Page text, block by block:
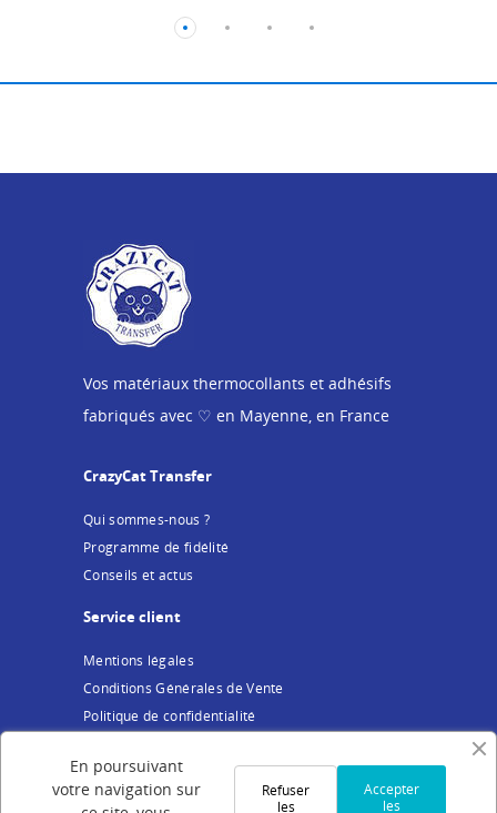
Vos matériaux thermocollants et adhésifs
fabriqués avec ♡ en Mayenne, en France
CrazyCat Transfer
Qui sommes-nous ?
Programme de fidélité
Conseils et actus
Service client
Mentions légales
Conditions Générales de Vente
Politique de confidentialité
Votre compte
En poursuivant
votre navigation sur
Accepter
les
Refuser
les